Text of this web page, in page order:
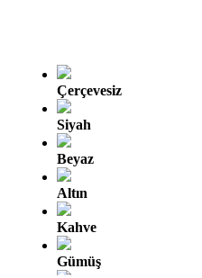
Çerçevesiz
Siyah
Beyaz
Altın
Kahve
Gümüş